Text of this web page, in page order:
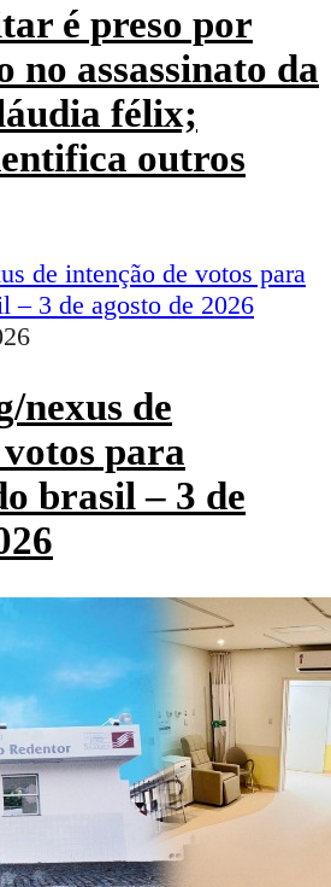
é preso por
no assassinato da
félix;
outros
nexus de
para
brasil – 3 de